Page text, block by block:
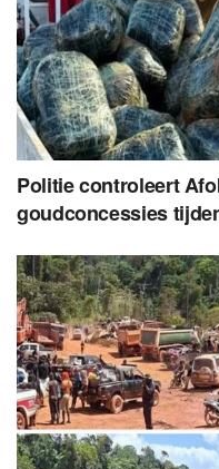
Politie controleert
goudconcessies